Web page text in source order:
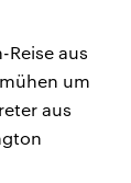
aus
um
aus